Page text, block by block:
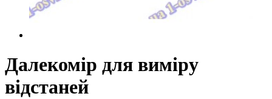
Далекомір для виміру
відстаней